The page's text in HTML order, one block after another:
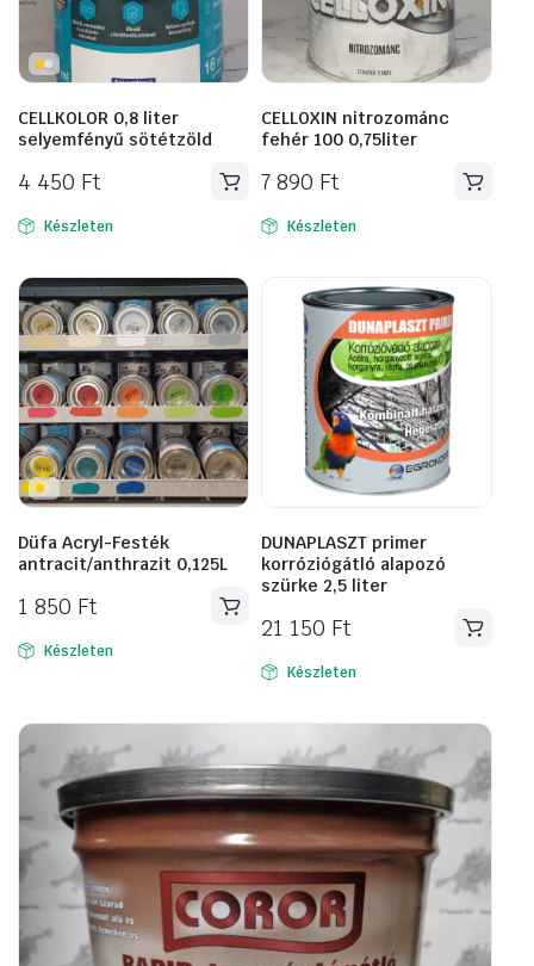
CELLKOLOR 0,8 liter
selyemfényű sötétzöld
4 450 Ft
Készleten
CELLOXIN nitrozománc
fehér 100 0,75liter
7 890 Ft
Készleten
Düfa Acryl-Festék
antracit/anthrazit 0,125L
1 850 Ft
Készleten
DUNAPLASZT primer
korróziógátló alapozó
szürke 2,5 liter
21 150 Ft
Készleten